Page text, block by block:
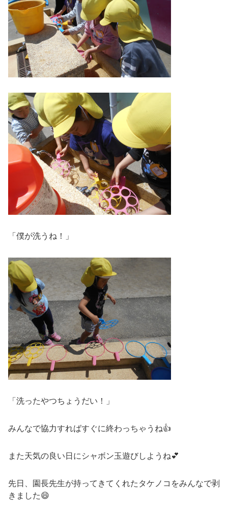
「僕が洗うね！」
「洗ったやつちょうだい！」
みんなで協力すればすぐに終わっちゃうね👍
また天気の良い日にシャボン玉遊びしようね💕
先日、園長先生が持ってきてくれたタケノコをみんなで剥
きました😄